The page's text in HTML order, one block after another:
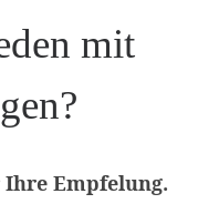
mit
Empfelung.